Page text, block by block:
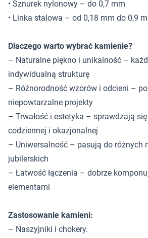
• Sznurek nylonowy – do 0,7 mm
• Linka stalowa – od 0,18 mm do 0,9
Dlaczego warto wybrać kamienie?
– Naturalne piękno i unikalność –
indywidualną strukturę
– Różnorodność wzorów i odcieni –
niepowtarzalne projekty
– Trwałość i estetyka – sprawdzają
codziennej i okazjonalnej
– Uniwersalność – pasują do różnych
jubilerskich
– Łatwość łączenia – dobrze
elementami
Zastosowanie kamieni:
– Naszyjniki i chokery.